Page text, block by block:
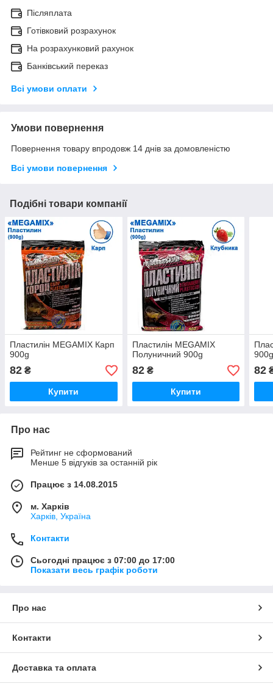
Післяплата
Готівковий розрахунок
На розрахунковий рахунок
Банківський переказ
Всі умови оплати
Умови повернення
Повернення товару впродовж 14 днів за домовленістю
Всі умови повернення
Подібні товари компанії
Пластилін MEGAMIX Карп
900g
82 ₴
Купити
Пластилін MEGAMIX
Полуничний 900g
82₴
Купити
82
Про нас
Рейтинг не сформований
Менше 5 відгуків за останній рік
Працює з 14.08.2015
м. Харків
Харків, Україна
Контакти
Сьогодні працює з 07:00 до 17:00
Показати весь графік роботи
Про нас
Контакти
Доставка та оплата